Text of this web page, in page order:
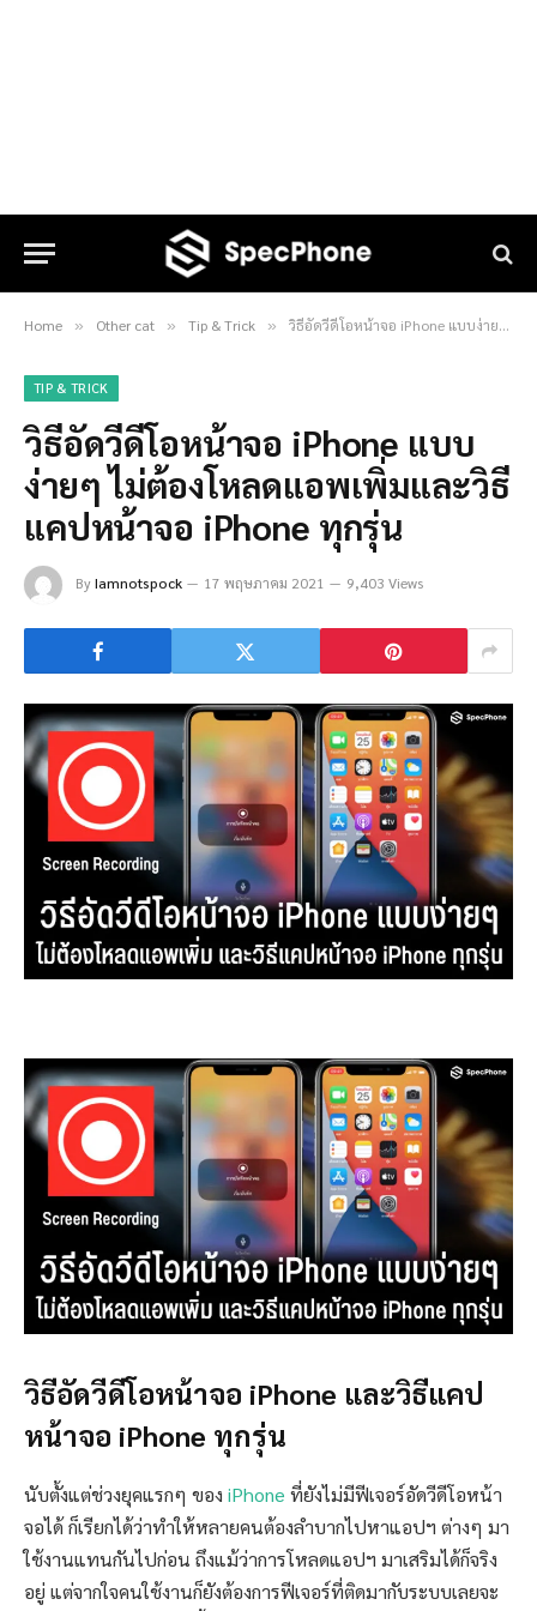
Home » Other cat » Tip & Trick » วิธีอัดวีดีโอหน้าจอ iPhone แบบง่ายๆ ไม่ต้องโหลดแอพเพิ่มและวิธีแคปหน้าจอ iPhone ทุกรุ่น
TIP & TRICK
วิธีอัดวีดีโอหน้าจอ iPhone แบบ
ง่ายๆ ไม่ต้องโหลดแอพเพิ่มและวิธี
แคปหน้าจอ iPhone ทุกรุ่น
ByIamnotspock 17 พฤษภาคม 2021 9,403 Views
วิธีอัดวีดีโอหน้าจอ iPhone และวิธีแคป
หน้าจอ iPhone ทุกรุ่น
นับตั้งแต่ช่วงยุคแรกๆ ของ iPhone ที่ยังไม่มีฟีเจอร์อัดวีดีโอหน้า
จอได้ ก็เรียกได้ว่าทำให้หลายคนต้องลำบากไปหาแอปฯ ต่างๆ มา
ใช้งานแทนกันไปก่อน ถึงแม้ว่าการโหลดแอปฯ มาเสริมได้ก็จริง
อยู่ แต่จากใจคนใช้งานก็ยังต้องการฟีเจอร์ที่ติดมากับระบบเลยจะ